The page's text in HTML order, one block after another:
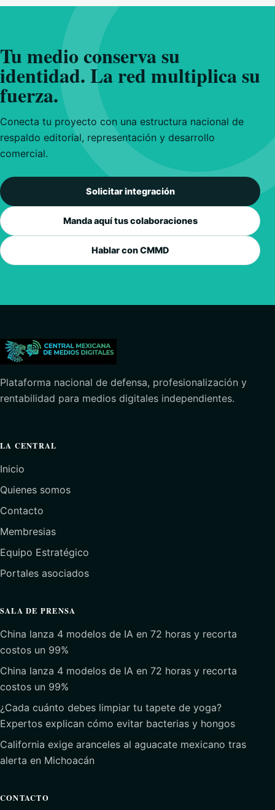
Tu medio conserva su
identidad. La red multiplica su
fuerza.
Conecta tu proyecto con una estructura nacional de
respaldo editorial, representación y desarrollo
comercial.
Solicitar integración
Manda aquí tus colaboraciones
Hablar con CMMD
Plataforma nacional de defensa, profesionalización y
rentabilidad para medios digitales independientes.
LA CENTRAL
Inicio
Quienes somos
Contacto
Membresias
Equipo Estratégico
Portales asociados
SALA DE PRENSA
China lanza 4 modelos de IA en 72 horas y recorta
costos un 99%
China lanza 4 modelos de IA en 72 horas y recorta
costos un 99%
¿Cada cuánto debes limpiar tu tapete de yoga?
Expertos explican cómo evitar bacterias y hongos
California exige aranceles al aguacate mexicano tras
alerta en Michoacán
CONTACTO